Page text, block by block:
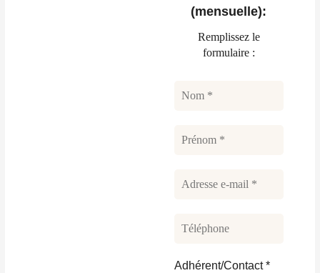
(mensuelle):
Remplissez le
formulaire :
Adhérent/Contact*